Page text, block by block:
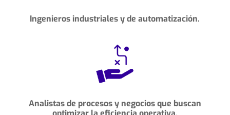
Ingenieros industriales y de automatización.
Analistas de procesos y negocios que buscan